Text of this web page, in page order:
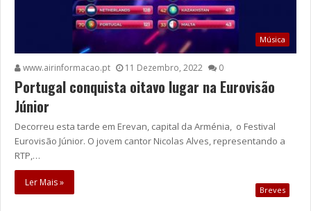
Música
www.airinformacao.pt 11 Dezembro, 2022 0
Portugal conquista oitavo lugar na Eurovisão
Júnior
Decorreu esta tarde em Erevan, capital da Arménia, o Festival
Eurovisão Júnior. O jovem cantor Nicolas Alves, representando a
RTP,…
Ler Mais »
Breves